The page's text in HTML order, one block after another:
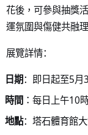
花後，可參與抽獎
運氛圍與傷健共融
展覽詳情：
日期：即日起至5月
時間 ：每日上午10
地點：塔石體育館